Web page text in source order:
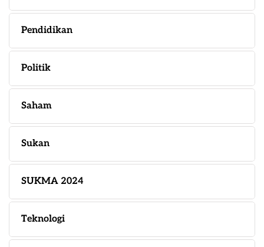
Pendidikan
Politik
Saham
Sukan
SUKMA 2024
Teknologi